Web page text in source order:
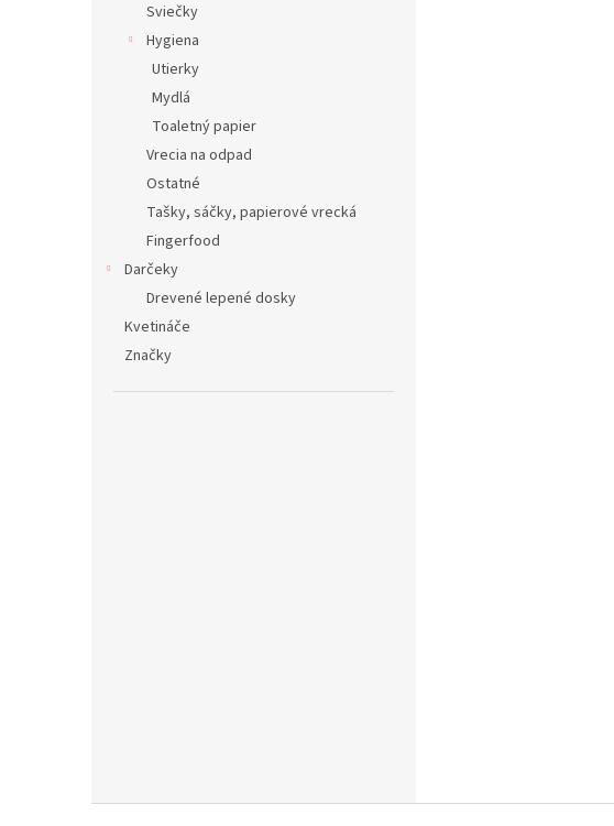
Sviečky
Hygiena
Utierky
Mydlá
Toaletný papier
Vrecia na odpad
Ostatné
Tašky, sáčky, papierové vrecká
Fingerfood
Darčeky
Drevené lepené dosky
Kvetináče
Značky